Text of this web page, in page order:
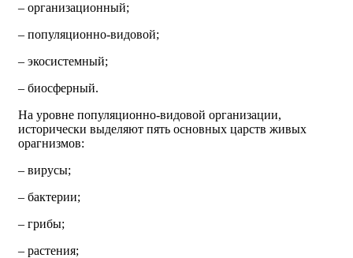
– организационный;
– популяционно-видовой;
– экосистемный;
– биосферный.
На уровне популяционно-видовой организации,
исторически выделяют пять основных царств живых
орагнизмов:
– вирусы;
– бактерии;
– грибы;
– растения;